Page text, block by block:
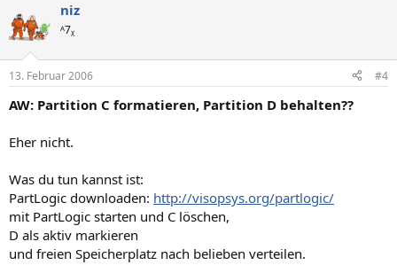
niz
ᴬ7ᵪ
13. Februar 2006 #4
AW: Partition C formatieren, Partition D behalten??
Eher nicht.
Was du tun kannst ist:
PartLogic downloaden: http://visopsys.org/partlogic/
mit PartLogic starten und C löschen,
D als aktiv markieren
und freien Speicherplatz nach belieben verteilen.